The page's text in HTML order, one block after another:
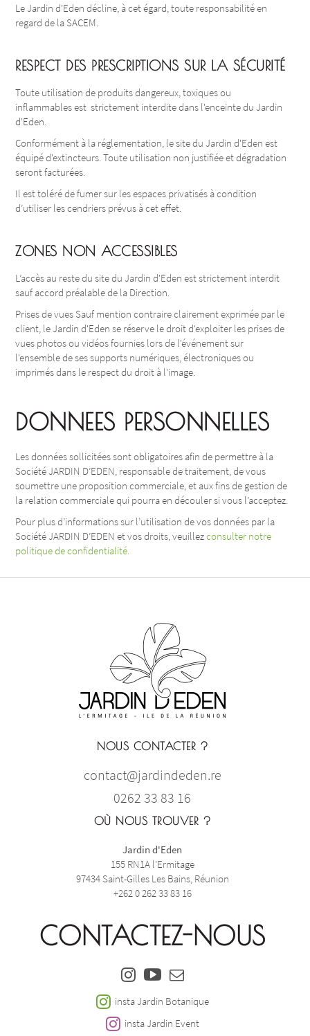
Le Jardin d'Eden décline, à cet égard, toute responsabilité en
regard de la SACEM.
RESPECT DES PRESCRIPTIONS SUR LA SÉCURITÉ
Toute utilisation de produits dangereux, toxiques ou
inflammables est strictement interdite dans l'enceinte du Jardin
d'Eden.
Conformément à la réglementation, le site du Jardin d'Eden est
équipé d'extincteurs. Toute utilisation non justifiée et dégradation
seront facturées.
Il est toléré de fumer sur les espaces privatisés à condition
d’utiliser les cendriers prévus à cet effet.
ZONES NON ACCESSIBLES
L’accès au reste du site du Jardin d'Eden est strictement interdit
sauf accord préalable de la Direction.
Prises de vues Sauf mention contraire clairement exprimée par le
client, le Jardin d'Eden se réserve le droit d'exploiter les prises de
vues photos ou vidéos fournies lors de l'événement sur
l'ensemble de ses supports numériques, électroniques ou
imprimés dans le respect du droit à l'image.
DONNEES PERSONNELLES
Les données sollicitées sont obligatoires afin de permettre à la
Société JARDIN D’EDEN, responsable de traitement, de vous
soumettre une proposition commerciale, et aux fins de gestion de
la relation commerciale qui pourra en découler si vous l’acceptez.
Pour plus d’informations sur l’utilisation de vos données par la
Société JARDIN D’EDEN et vos droits, veuillezconsulter notre
politique de confidentialité.
NOUS CONTACTER ?
contact@jardindeden.re
0262 33 83 16
OÙ NOUS TROUVER ?
Jardin d'Eden
155 RN1A l'Ermitage
97434 Saint-Gilles Les Bains, Réunion
+262 0 262 33 83 16
CONTACTEZ-NOUS
insta Jardin Botanique
insta Jardin Event